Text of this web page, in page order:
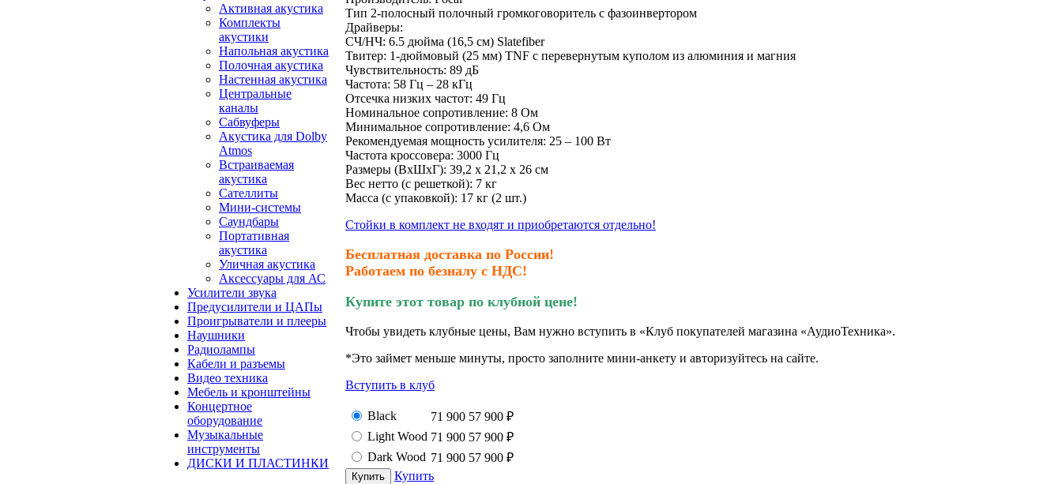
Активная акустика
Комплекты
акустики
Напольная акустика
Полочная акустика
Настенная акустика
Центральные
каналы
Сабвуферы
Акустика для Dolby
Atmos
Встраиваемая
акустика
Сателлиты
Мини-системы
Саундбары
Портативная
акустика
Уличная акустика
Аксессуары для АС
Усилители звука
Предусилители и ЦАПы
Проигрыватели и плееры
Наушники
Радиолампы
Кабели и разъемы
Видео техника
Мебель и кронштейны
Концертное
оборудование
Музыкальные
инструменты
ДИСКИ И ПЛАСТИНКИ
Тип 2-полосный полочный громкоговоритель с фазоинвертором
Драйверы:
СЧ/НЧ: 6.5 дюйма (16,5 см) Slatefiber
Твитер: 1-дюймовый (25 мм) TNF с перевернутым куполом из алюминия и магния
Чувствительность: 89 дБ
Частота: 58 Гц – 28 кГц
Отсечка низких частот: 49 Гц
Номинальное сопротивление: 8 Ом
Минимальное сопротивление: 4,6 Ом
Рекомендуемая мощность усилителя: 25 – 100 Вт
Частота кроссовера: 3000 Гц
Размеры (ВxШxГ): 39,2 x 21,2 x 26 см
Вес нетто (с решеткой): 7 кг
Масса (с упаковкой): 17 кг (2 шт.)
Стойки в комплект не входят и приобретаются отдельно!
Бесплатная доставка по России!
Работаем по безналу с НДС!
Купите этот товар по клубной цене!
Чтобы увидеть клубные цены, Вам нужно вступить в «Клуб покупателей магазина «АудиоТехника».
*Это займет меньше минуты, просто заполните мини-анкету и авторизуйтесь на сайте.
Вступить в клуб
Black 71 900 57 900 ₽
Light Wood 71 900 57 900 ₽
Dark Wood 71 900 57 900 ₽
Купить